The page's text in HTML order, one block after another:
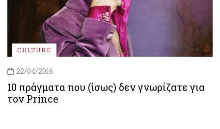
CULTURE
22/04/2016
10 πράγματα που (ίσως) δεν γνωρίζατε για
τον Prince